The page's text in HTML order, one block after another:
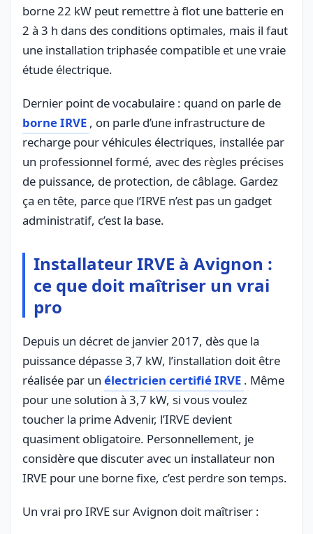
borne 22 kW peut remettre à flot une batterie en
2 à 3 h dans des conditions optimales, mais il faut
une installation triphasée compatible et une vraie
étude électrique.
Dernier point de vocabulaire : quand on parle de
borne IRVE , on parle d’une infrastructure de
recharge pour véhicules électriques, installée par
un professionnel formé, avec des règles précises
de puissance, de protection, de câblage. Gardez
ça en tête, parce que l’IRVE n’est pas un gadget
administratif, c’est la base.
Installateur IRVE à Avignon :
ce que doit maîtriser un vrai
pro
Depuis un décret de janvier 2017, dès que la
puissance dépasse 3,7 kW, l’installation doit être
réalisée par un électricien certifié IRVE . Même
pour une solution à 3,7 kW, si vous voulez
toucher la prime Advenir, l’IRVE devient
quasiment obligatoire. Personnellement, je
considère que discuter avec un installateur non
IRVE pour une borne fixe, c’est perdre son temps.
Un vrai pro IRVE sur Avignon doit maîtriser :